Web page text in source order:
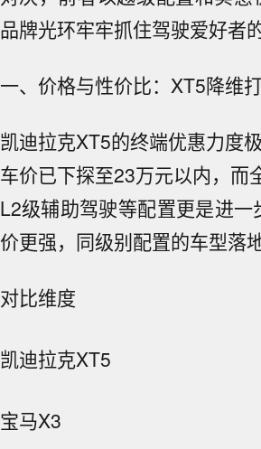
品牌光环牢牢抓住驾驶爱好者的
一、价格与性价比：XT5降维
凯迪拉克XT5的终端优惠力度
车价已下探至23万元以内，而
L2级辅助驾驶等配置更是进
价更强，同级别配置的车型落
对比维度
凯迪拉克XT5
宝马X3